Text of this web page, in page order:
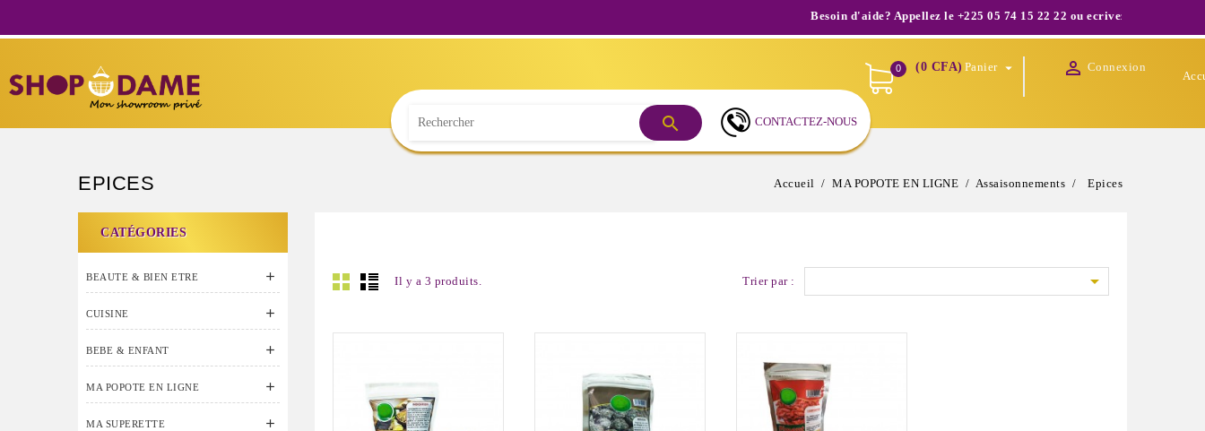
Besoin d'aide? Appellez le +225 05 74 15 22 22 ou ecrivez nous à
0 Panier 
(0 CFA)

 Connexion
CONTACTEZ-NOUS
EPICES Accueil MA POPOTE EN LIGNE Assaisonnements Epices
CATÉGORIES
BEAUTE & BIEN ETRE 
CUISINE 
BEBE & ENFANT 
MA POPOTE EN LIGNE 
MA SUPERETTE 
Il y a 3 produits. Trier par : 